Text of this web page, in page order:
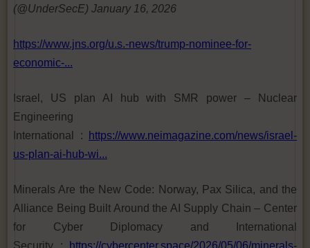
(@UnderSecE) January 16, 2026
https://www.jns.org/u.s.-news/trump-nominee-for-
economic-...
Israel, US plan AI hub with SMR power – Nuclear
Engineering
International :
https://www.neimagazine.com/news/israel-
us-plan-ai-hub-wi...
Minerals Are the New Code: Norway, Pax Silica, and the
Alliance Being Built Around the AI Supply Chain – Center
for Cyber Diplomacy and International
Security :
https://cybercenter.space/2026/05/06/minerals-